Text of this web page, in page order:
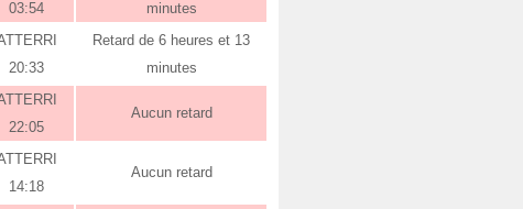
03:54
minutes
20:33
Retard de 6 heures et 13
minutes
22:05
Aucun retard
14:18
Aucun retard